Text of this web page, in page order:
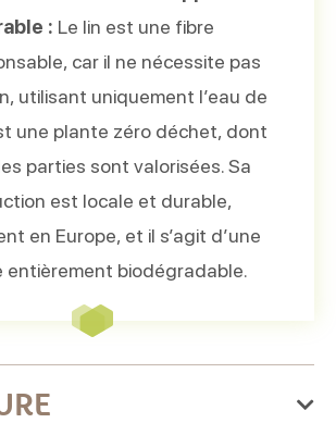
: Le lin est une fibre
car il ne nécessite pas
utilisant uniquement l’eau de
une plante zéro déchet, dont
parties sont valorisées. Sa
est locale et durable,
en Europe, et il s’agit d’une
entièrement biodégradable.